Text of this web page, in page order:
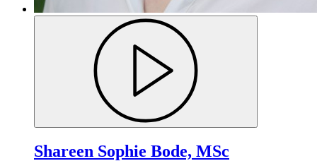
Shareen Sophie Bode, MSc